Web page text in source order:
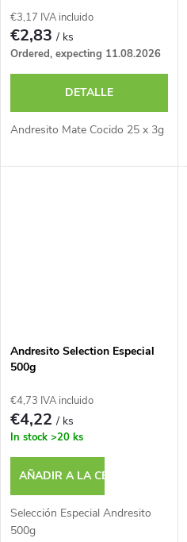
€3,17 IVA incluido
€2,83/ ks
Ordered, expecting 11.08.2026
DETALLE
Andresito Mate Cocido 25 x 3g
Andresito Selection Especial
500g
€4,73 IVA incluido
€4,22/ ks
In stock >20 ks
AÑADIR A LA CESTA
Selección Especial Andresito
500g